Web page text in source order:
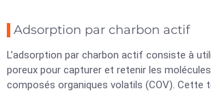
Adsorption par charbon actif
L’adsorption par charbon actif consiste à
poreux pour capturer et retenir les
composés organiques volatils (COV). Cette